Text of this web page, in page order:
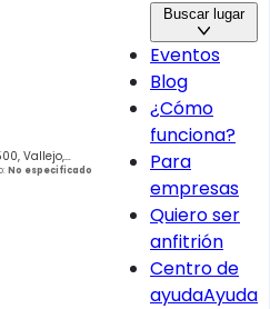
Vallejo,
Ciudad
No especificado
Buscar lugar
Eventos
Blog
¿Cómo
funciona?
Para
empresas
Quiero ser
anfitrión
Centro de
ayudaAyuda